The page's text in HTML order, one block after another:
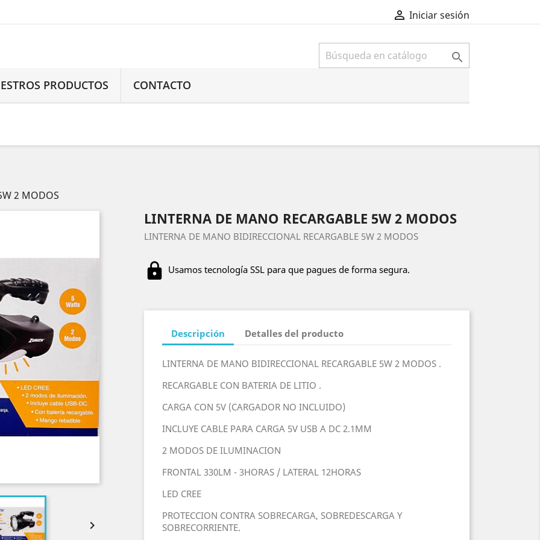
 Iniciar sesión

PRODUCTOS
CONTACTO
2 MODOS

LINTERNA DE MANO RECARGABLE 5W 2 MODOS
LINTERNA DE MANO BIDIRECCIONAL RECARGABLE 5W 2 MODOS
Usamos tecnología SSL para que pagues de forma segura.
Descripción Detalles del producto
LINTERNA DE MANO BIDIRECCIONAL RECARGABLE 5W 2 MODOS .
RECARGABLE CON BATERIA DE LITIO .
CARGA CON 5V (CARGADOR NO INCLUIDO)
INCLUYE CABLE PARA CARGA 5V USB A DC 2.1MM
2 MODOS DE ILUMINACION
FRONTAL 330LM - 3HORAS / LATERAL 12HORAS
LED CREE
PROTECCION CONTRA SOBRECARGA, SOBREDESCARGA Y
SOBRECORRIENTE.